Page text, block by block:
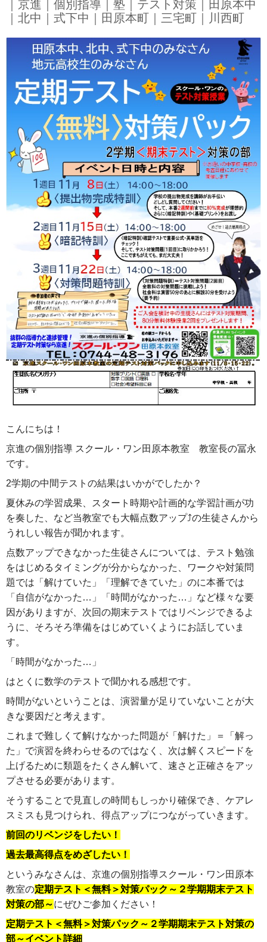
｜京進｜個別指導｜塾｜テスト対策｜田原本中
｜北中｜式下中｜田原本町｜三宅町｜川西町
こんにちは！
京進の個別指導 スクール・ワン田原本教室 教室長の冨永
です。
2学期の中間テストの結果はいかがでしたか？
夏休みの学習成果、スタート時期や計画的な学習計画が功
を奏した、など当教室でも大幅点数アップ⤴の生徒さんから
うれしい報告が聞かれます。
点数アップできなかった生徒さんについては、テスト勉強
をはじめるタイミングが分からなかった、ワークや対策問
題では「解けていた」「理解できていた」のに本番では
「自信がなかった…」「時間がなかった…」など様々な要
因がありますが、次回の期末テストではリベンジできるよ
うに、そろそろ準備をはじめていくようにお話していま
す。
「時間がなかった…」
はとくに数学のテストで聞かれる感想です。
時間がないということは、演習量が足りていないことが大
きな要因だと考えます。
これまで難しくて解けなかった問題が「解けた」＝「解っ
た」で演習を終わらせるのではなく、次は解くスピードを
上げるために類題をたくさん解いて、速さと正確さをアッ
プさせる必要があります。
そうすることで見直しの時間もしっかり確保でき、ケアレ
スミスも見つけられ、得点アップにつながっていきます。
前回のリベンジをしたい！
過去最高得点をめざしたい！
というみなさんは、京進の個別指導スクール・ワン田原本
教室の定期テスト＜無料＞対策パック～２学期期末テスト
対策の部～にぜひご参加ください！
定期テスト＜無料＞対策パック～２学期期末テスト対策の
部～イベント詳細